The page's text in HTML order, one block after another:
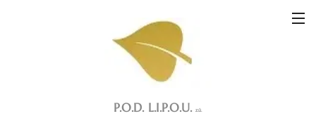
P.O.D. L.I.P.O.U.z.ú.